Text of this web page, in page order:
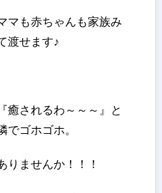
マも赤ちゃんも家族み
渡せます♪
癒されるわ～～～』と
でゴホゴホ。
りませんか！！！